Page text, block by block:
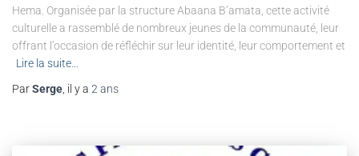
Hema. Organisée par la structure Abaana B’amata, cette activité
culturelle a rassemblé de nombreux jeunes de la communauté, leur
offrant l’occasion de réfléchir sur leur identité, leur comportement et
Lire la suite…
ParSerge , il y a 2 ans